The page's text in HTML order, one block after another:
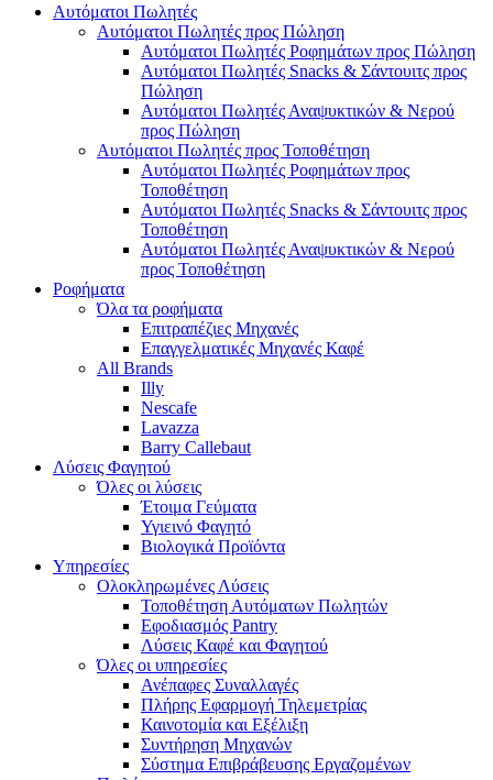
Αυτόματοι Πωλητές
Αυτόματοι Πωλητές προς Πώληση
Αυτόματοι Πωλητές Ροφημάτων προς Πώληση
Αυτόματοι Πωλητές Snacks & Σάντουιτς προς
Πώληση
Αυτόματοι Πωλητές Αναψυκτικών & Νερού
προς Πώληση
Αυτόματοι Πωλητές προς Τοποθέτηση
Αυτόματοι Πωλητές Ροφημάτων προς
Τοποθέτηση
Αυτόματοι Πωλητές Snacks & Σάντουιτς προς
Τοποθέτηση
Αυτόματοι Πωλητές Αναψυκτικών & Νερού
προς Τοποθέτηση
Ροφήματα
Όλα τα ροφήματα
Επιτραπέζιες Μηχανές
Επαγγελματικές Μηχανές Καφέ
All Brands
Illy
Nescafe
Lavazza
Barry Callebaut
Λύσεις Φαγητού
Όλες οι λύσεις
Έτοιμα Γεύματα
Υγιεινό Φαγητό
Βιολογικά Προϊόντα
Υπηρεσίες
Ολοκληρωμένες Λύσεις
Τοποθέτηση Αυτόματων Πωλητών
Εφοδιασμός Pantry
Λύσεις Καφέ και Φαγητού
Όλες οι υπηρεσίες
Ανέπαφες Συναλλαγές
Πλήρης Εφαρμογή Τηλεμετρίας
Καινοτομία και Εξέλιξη
Συντήρηση Μηχανών
Σύστημα Επιβράβευσης Εργαζομένων